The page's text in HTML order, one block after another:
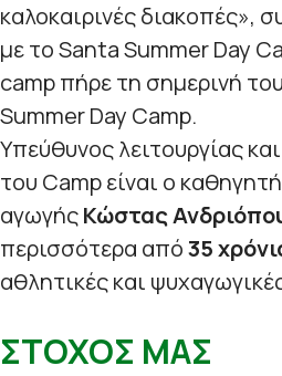
καλοκαιρινές διακοπές»,
με το Santa Summer Day
camp πήρε τη σημερινή
Summer Day Camp.
Υπεύθυνος λειτουργίας
του Camp είναι ο
αγωγήςΚώστας
περισσότερα από35
αθλητικές και
ΣΤΟΧΟΣ ΜΑΣ